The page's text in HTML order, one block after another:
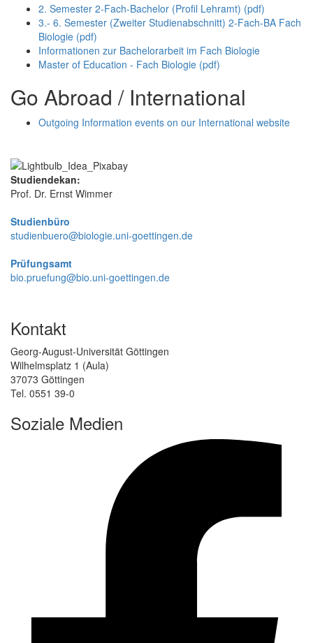
2. Semester 2-Fach-Bachelor (Profil Lehramt) (pdf)
3.- 6. Semester (Zweiter Studienabschnitt) 2-Fach-BA Fach
Biologie (pdf)
Informationen zur Bachelorarbeit im Fach Biologie
Master of Education - Fach Biologie (pdf)
Go Abroad / International
Outgoing Information events on our International website
Studiendekan:
Prof. Dr. Ernst Wimmer
Studienbüro
studienbuero@biologie.uni-goettingen.de
Prüfungsamt
bio.pruefung@bio.uni-goettingen.de
Kontakt
Georg-August-Universität Göttingen
Wilhelmsplatz 1 (Aula)
37073 Göttingen
Tel. 0551 39-0
Soziale Medien